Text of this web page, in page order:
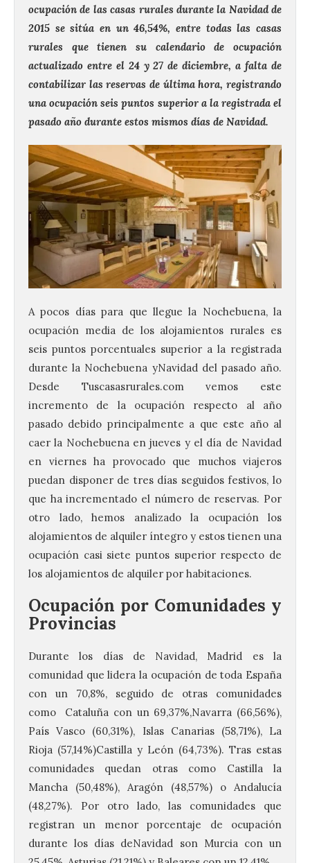
ocupación de las casas rurales durante la Navidadde
2015 se sitúa en un 46,54%, entre todas las casas
rurales que tienen su calendario de ocupación
actualizado entre el 24 y 27 de diciembre, a falta de
contabilizar las reservas de última hora, registrando
una ocupación seis puntos superior a la registrada el
pasado año durante estos mismos días de Navidad.
A pocos días para que llegue la Nochebuena, la
ocupación media de los alojamientos rurales es
seis puntos porcentuales superior a la registrada
durante la Nochebuena yNavidaddel pasado año.
Desde Tuscasasrurales.com vemos este
incremento de la ocupación respecto al año
pasado debido principalmente a que este año al
caer la Nochebuena en jueves y el día de Navidad
en viernes ha provocado que muchos viajeros
puedan disponer de tres días seguidos festivos, lo
que ha incrementado el número de reservas. Por
otro lado, hemos analizado la ocupación los
alojamientos de alquiler íntegro y estos tienen una
ocupación casi siete puntos superior respecto de
los alojamientos de alquiler por habitaciones.
Ocupación por Comunidades y
Provincias
Durante los días de Navidad, Madrid es la
comunidad que lidera la ocupación de toda España
con un 70,8%, seguido de otras comunidades
como Cataluña con un 69,37%,Navarra (66,56%),
País Vasco (60,31%), Islas Canarias (58,71%), La
Rioja (57,14%)Castilla y León (64,73%). Tras estas
comunidades quedan otras como Castilla la
Mancha (50,48%), Aragón (48,57%) o Andalucía
(48,27%). Por otro lado, las comunidades que
registran un menor porcentaje de ocupación
durante los días deNavidad son Murcia con un